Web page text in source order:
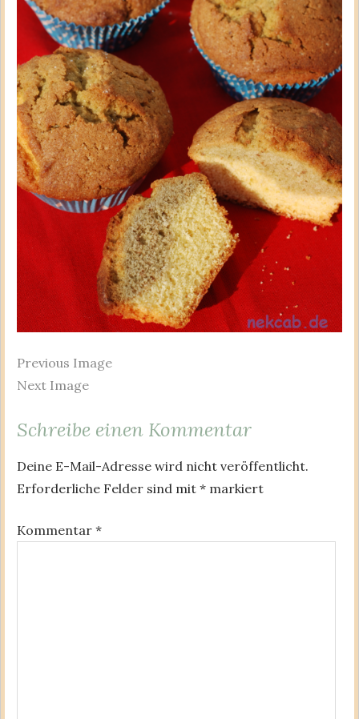
Previous Image
Next Image
Schreibe einen Kommentar
Deine E-Mail-Adresse wird nicht veröffentlicht.
Erforderliche Felder sind mit * markiert
Kommentar *